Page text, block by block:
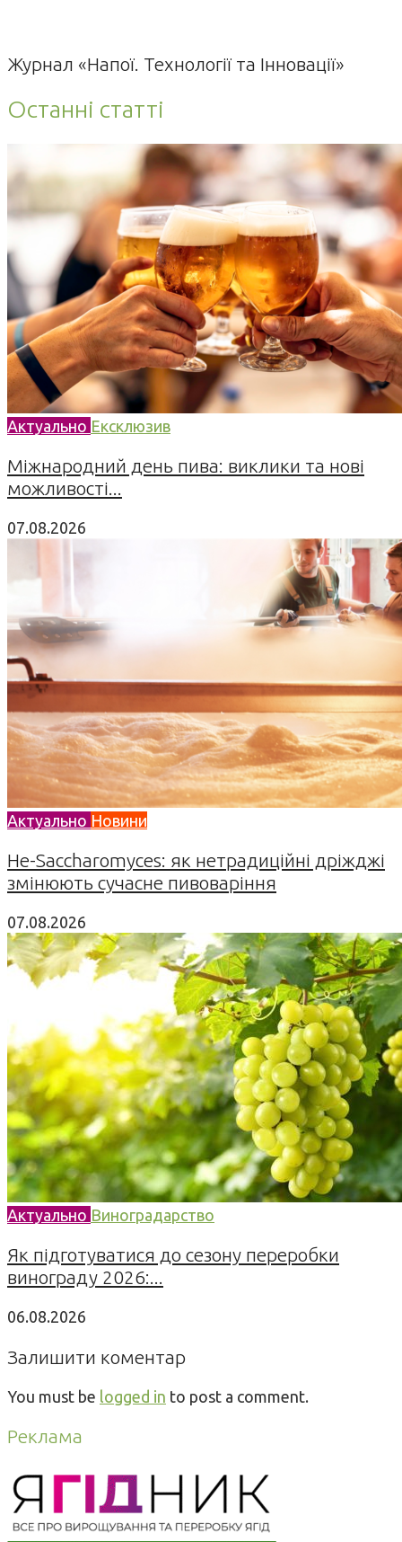
Журнал «Напої. Технології та Інновації»
Останні статті
Актуально Ексклюзив
Міжнародний день пива: виклики та нові
можливості...
07.08.2026
Актуально Новини
Не-Saccharomyces: як нетрадиційні дріжджі
змінюють сучасне пивоваріння
07.08.2026
Актуально Виноградарство
Як підготуватися до сезону переробки
винограду 2026:...
06.08.2026
Залишити коментар
You must be logged in to post a comment.
Реклама